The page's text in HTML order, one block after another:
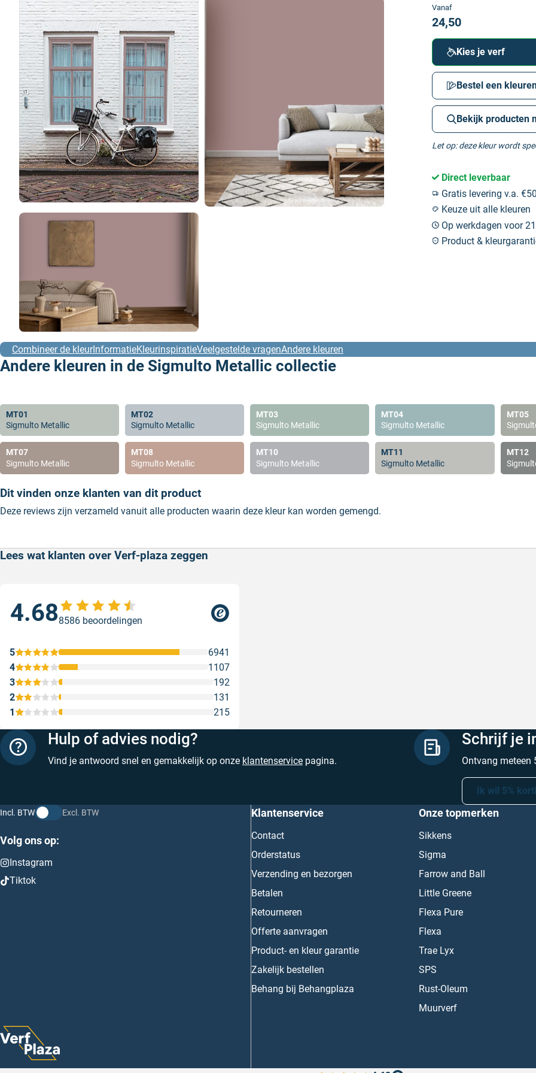
Vanaf
24,50
Kies je verf
Bestel een
Bekijk producten
Let op: deze kleur wordt
Direct leverbaar
Gratis levering v.a.
Keuze uit alle kleuren
Op werkdagen voor
Product &
Combineer de kleurInformatieKleurinspiratieVeelgestelde vragenAndere kleuren
Andere kleuren in de Sigmulto Metallic collectie
MT01
Sigmulto Metallic
MT02
Sigmulto Metallic
MT03
Sigmulto Metallic
MT04
Sigmulto Metallic
MT05
MT07
Sigmulto Metallic
MT08
Sigmulto Metallic
MT10
Sigmulto Metallic
MT11
Sigmulto Metallic
MT12
Dit vinden onze klanten van dit product
Deze reviews zijn verzameld vanuit alle producten waarin deze kleur kan worden gemengd.
Lees wat klanten over Verf-plaza zeggen
4.688586 beoordelingen
1 215
2 131
3 192
4 1107
5 6941
Hulp of advies nodig?
Vind je antwoord snel en gemakkelijk op onze klantenservice pagina.
Schrijf je
Ontvang meteen
Ik wil 5%
Incl. BTW Excl. BTW
Volg ons op:
Instagram
Tiktok
Klantenservice
Contact
Orderstatus
Verzending en bezorgen
Betalen
Retourneren
Offerte aanvragen
Product- en kleur garantie
Zakelijk bestellen
Behang bij Behangplaza
Onze topmerken
Sikkens
Sigma
Farrow and Ball
Little Greene
Flexa Pure
Flexa
Trae Lyx
SPS
Rust-Oleum
Muurverf